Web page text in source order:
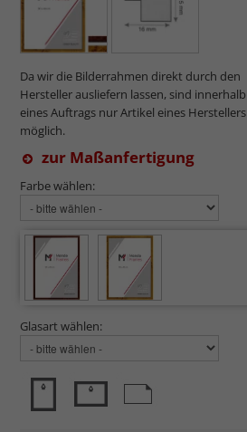
Da wir die Bilderrahmen direkt durch den
Hersteller ausliefern lassen, sind innerhalb
eines Auftrags nur Artikel eines Herstellers
möglich.
zur Maßanfertigung
Farbe wählen:
Glasart wählen: